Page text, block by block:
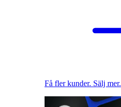
Få fler kunder. Sälj mer.